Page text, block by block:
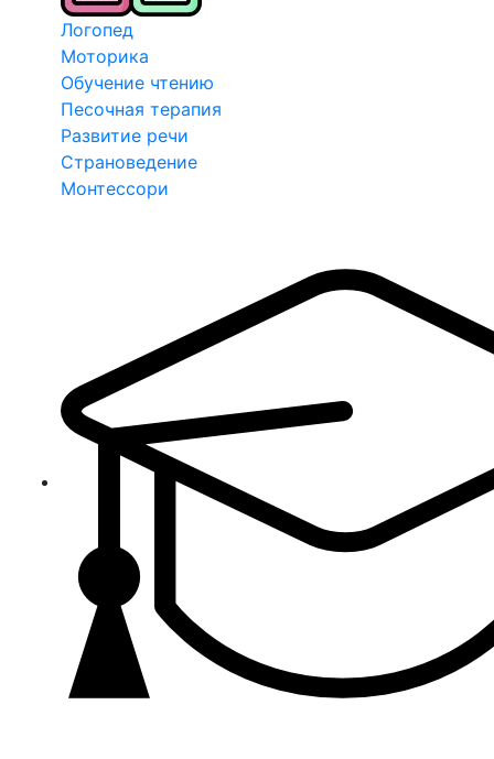
Логопед
Моторика
Обучение чтению
Песочная терапия
Развитие речи
Страноведение
Монтессори